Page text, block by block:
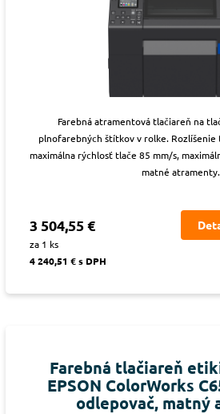
Farebná atramentová tlačiareň na
plnofarebných štítkov v rolke. Rozlíšenie
maximálna rýchlosť tlače 85 mm/s,
matné atramenty.
3 504,55 €
za 1 ks
4 240,51 € s DPH
Farebná tlačiareň
EPSON ColorWorks
odlepovač, matný